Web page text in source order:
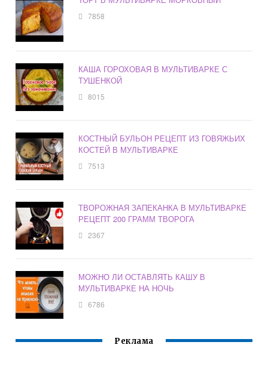
7858
КАША ГОРОХОВАЯ В МУЛЬТИВАРКЕ С
ТУШЕНКОЙ
8015
КОСТНЫЙ БУЛЬОН РЕЦЕПТ ИЗ ГОВЯЖЬИХ
КОСТЕЙ В МУЛЬТИВАРКЕ
7513
ТВОРОЖНАЯ ЗАПЕКАНКА В МУЛЬТИВАРКЕ
РЕЦЕПТ 200 ГРАММ ТВОРОГА
2367
МОЖНО ЛИ ОСТАВЛЯТЬ КАШУ В
МУЛЬТИВАРКЕ НА НОЧЬ
6786
Реклама